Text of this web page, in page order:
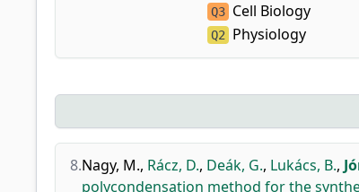
Q3 Cell Biology
Q2 Physiology
8.Nagy, M., Rácz, D., Deák, G., Lukács, B.,
polycondensation method for the